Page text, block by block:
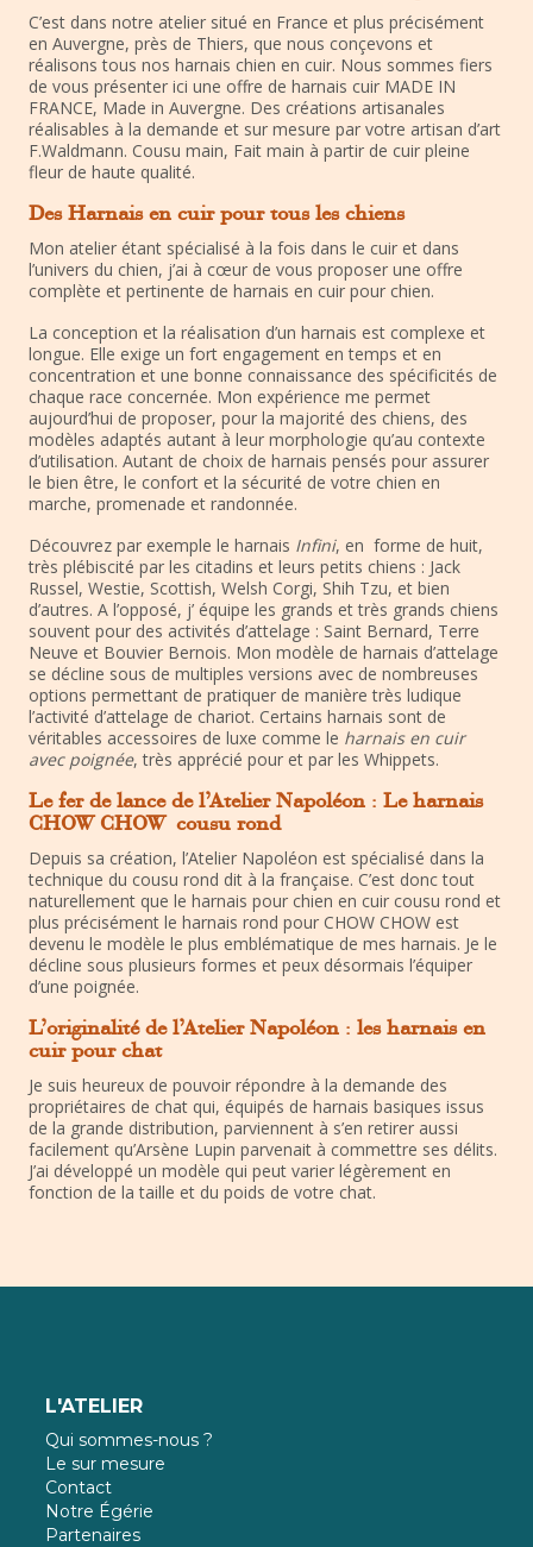
C’est dans notre atelier situé en France et plus précisément
en Auvergne, près de Thiers, que nous conçevons et
réalisons tous nos harnais chien en cuir. Nous sommes fiers
de vous présenter ici une offre de harnais cuir MADE IN
FRANCE, Made in Auvergne. Des créations artisanales
réalisables à la demande et sur mesure par votre artisan d’art
F.Waldmann. Cousu main, Fait main à partir de cuir pleine
fleur de haute qualité.
Des Harnais en cuir pour tous les chiens
Mon atelier étant spécialisé à la fois dans le cuir et dans
l’univers du chien, j’ai à cœur de vous proposer une offre
complète et pertinente de harnais en cuir pour chien.
La conception et la réalisation d’un harnais est complexe et
longue. Elle exige un fort engagement en temps et en
concentration et une bonne connaissance des spécificités de
chaque race concernée. Mon expérience me permet
aujourd’hui de proposer, pour la majorité des chiens, des
modèles adaptés autant à leur morphologie qu’au contexte
d’utilisation. Autant de choix de harnais pensés pour assurer
le bien être, le confort et la sécurité de votre chien en
marche, promenade et randonnée.
Découvrez par exemple le harnais Infini, en forme de huit,
très plébiscité par les citadins et leurs petits chiens : Jack
Russel, Westie, Scottish, Welsh Corgi, Shih Tzu, et bien
d’autres. A l’opposé, j’ équipe les grands et très grands chiens
souvent pour des activités d’attelage : Saint Bernard, Terre
Neuve et Bouvier Bernois. Mon modèle de harnais d’attelage
se décline sous de multiples versions avec de nombreuses
options permettant de pratiquer de manière très ludique
l’activité d’attelage de chariot. Certains harnais sont de
véritables accessoires de luxe comme le harnais en cuir
avec poignée, très apprécié pour et par les Whippets.
Le fer de lance de l’Atelier Napoléon : Le harnais
CHOW CHOW cousu rond
Depuis sa création, l’Atelier Napoléon est spécialisé dans la
technique du cousu rond dit à la française. C’est donc tout
naturellement que le harnais pour chien en cuir cousu rond et
plus précisément le harnais rond pour CHOW CHOW est
devenu le modèle le plus emblématique de mes harnais. Je le
décline sous plusieurs formes et peux désormais l’équiper
d’une poignée.
L’originalité de l’Atelier Napoléon : les harnais en
cuir pour chat
Je suis heureux de pouvoir répondre à la demande des
propriétaires de chat qui, équipés de harnais basiques issus
de la grande distribution, parviennent à s’en retirer aussi
facilement qu’Arsène Lupin parvenait à commettre ses délits.
J’ai développé un modèle qui peut varier légèrement en
fonction de la taille et du poids de votre chat.
L'ATELIER
Qui sommes-nous ?
Le sur mesure
Contact
Notre Égérie
Partenaires